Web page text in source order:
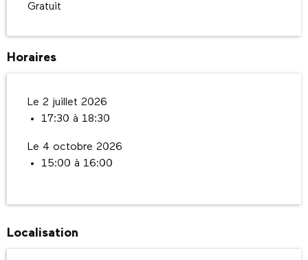
Gratuit
Horaires
Le 2 juillet 2026
17:30 à 18:30
Le 4 octobre 2026
15:00 à 16:00
Localisation